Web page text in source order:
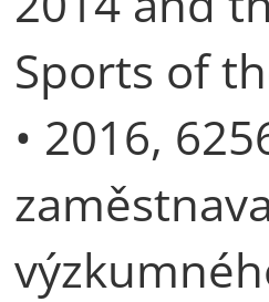
Sports of
• 2016,